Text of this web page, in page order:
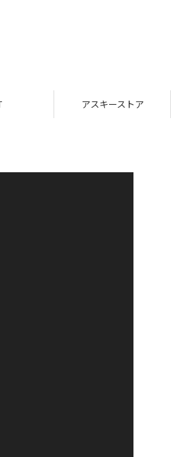
アスキーストア インフォメー